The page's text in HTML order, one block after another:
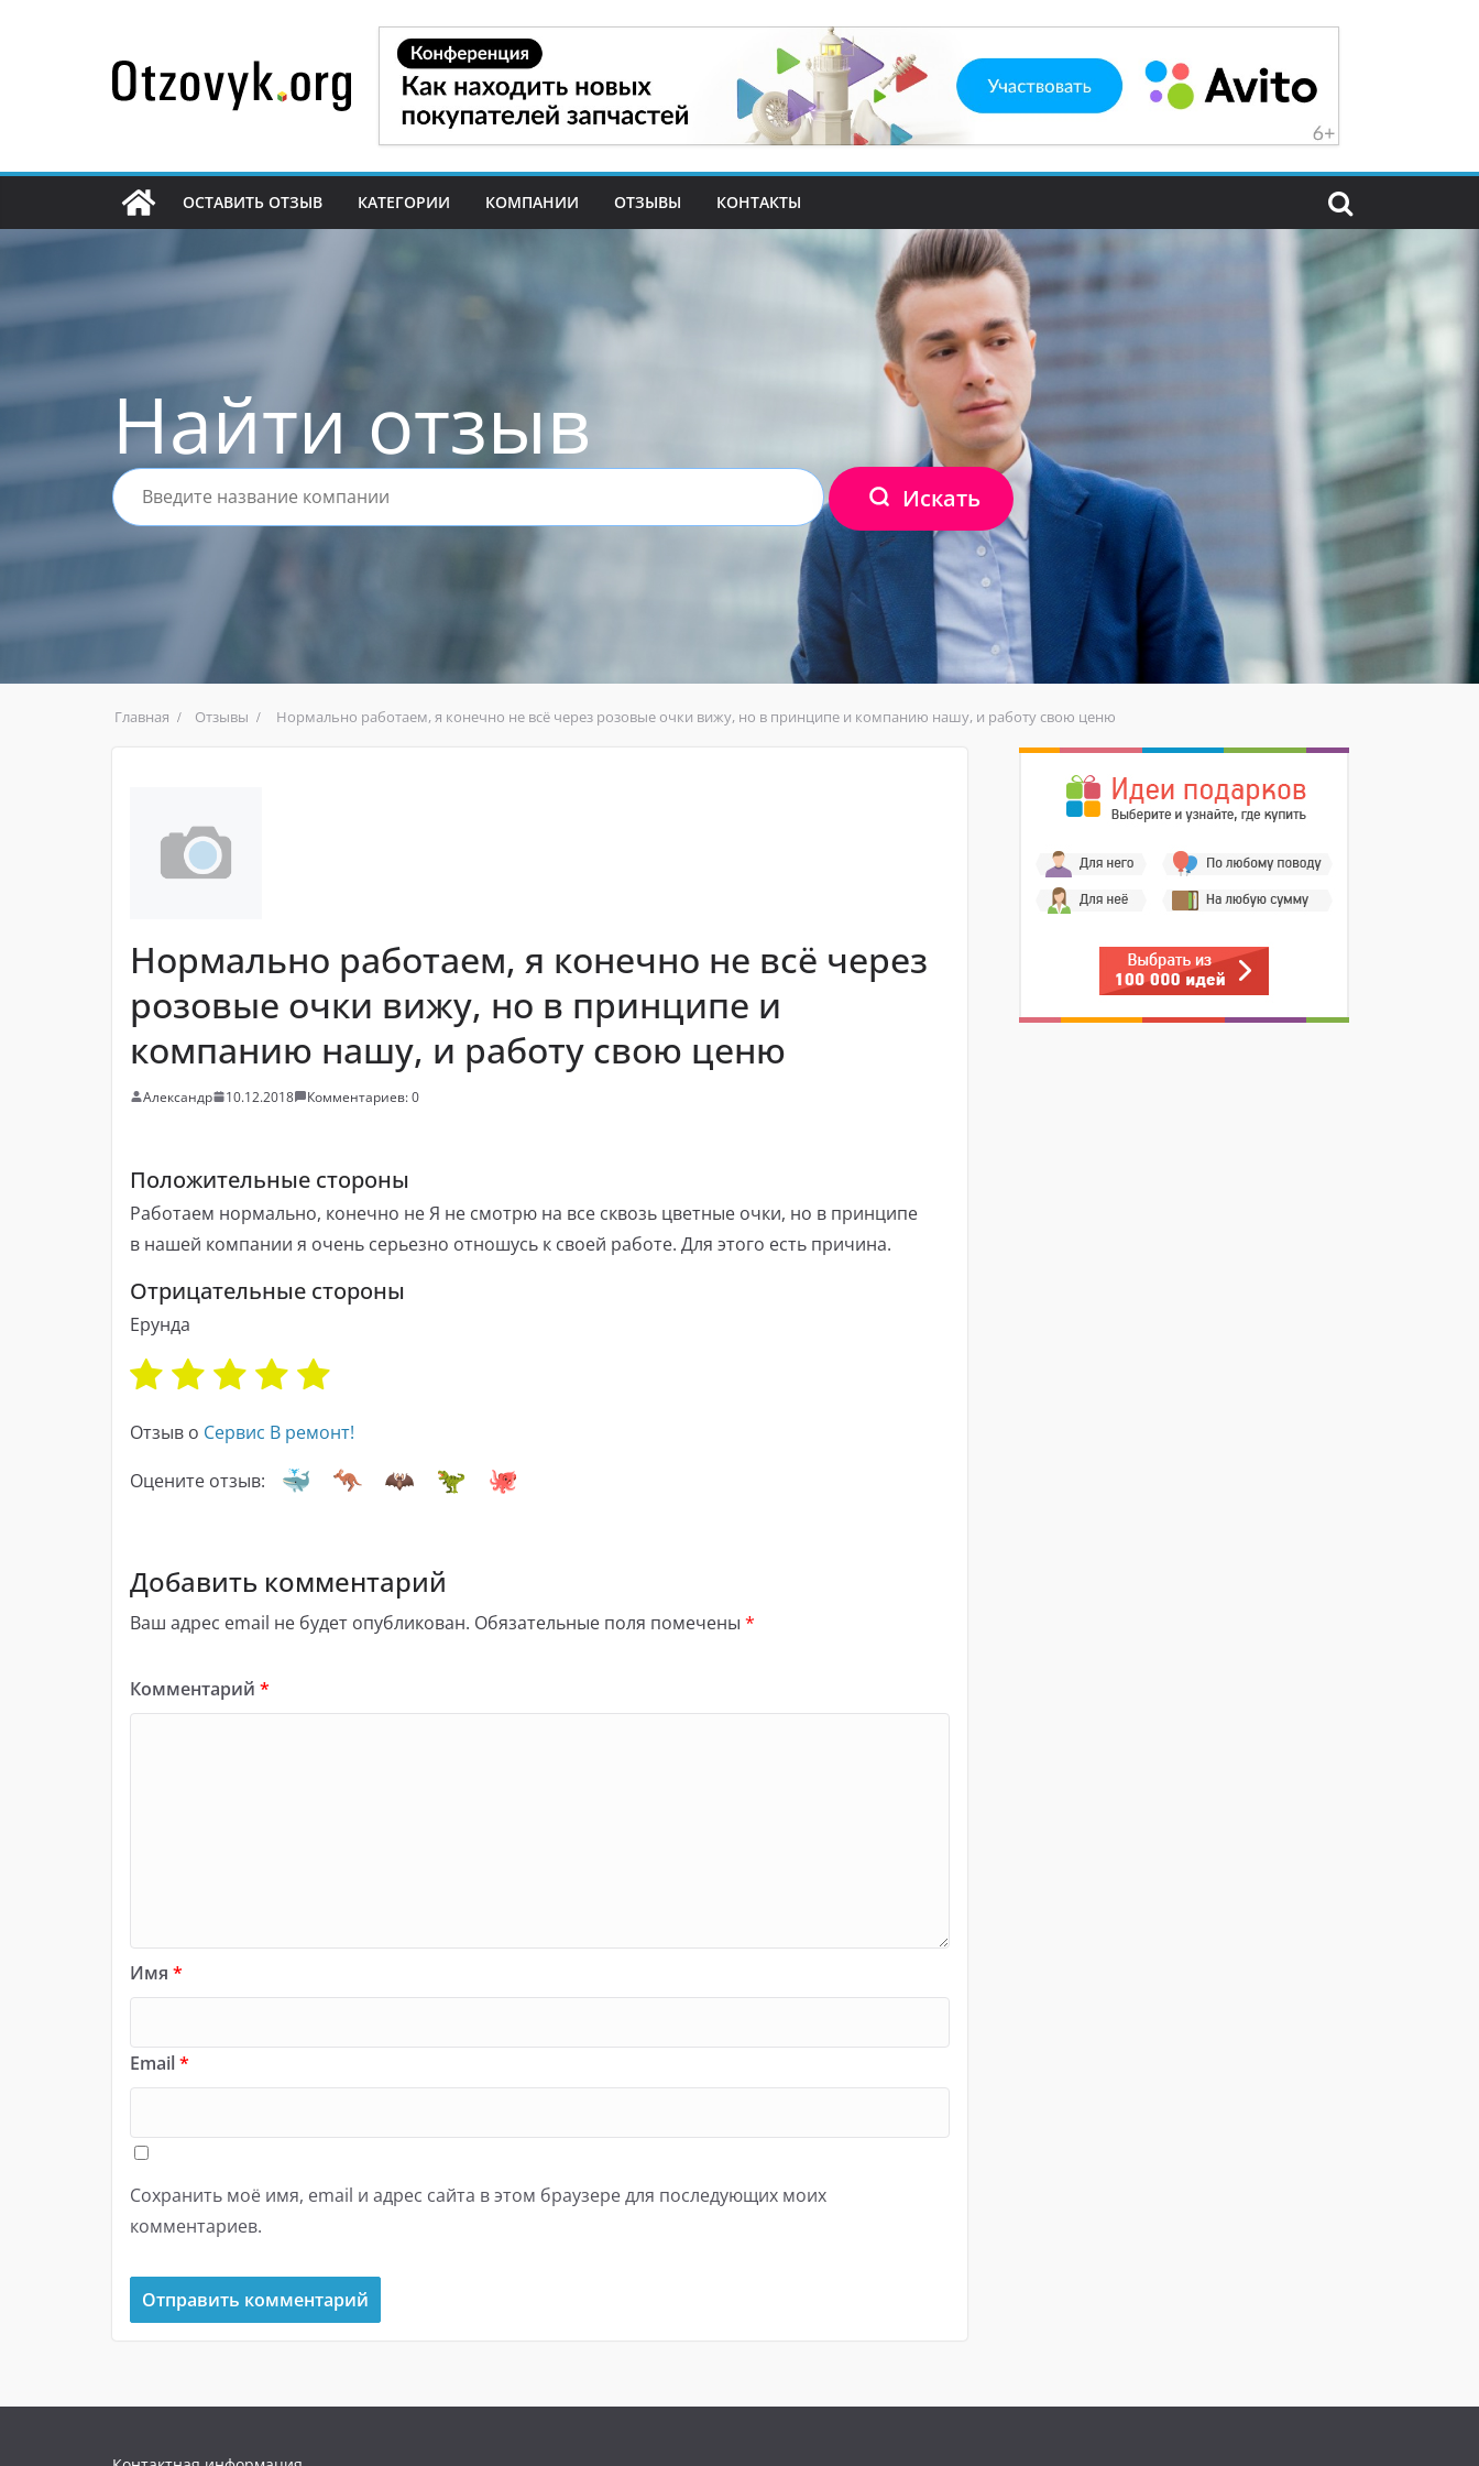
содержимому
ОСТАВИТЬ ОТЗЫВ КАТЕГОРИИ КОМПАНИИ ОТЗЫВЫ КОНТАКТЫ
Найти отзыв
Искать
Главная Отзывы Нормально работаем, я конечно не всё через розовые очки вижу, но в принципе и компанию нашу, и работу свою ценю
Нормально работаем, я конечно не всё через
розовые очки вижу, но в принципе и
компанию нашу, и работу свою ценю
Александр 10.12.2018 Комментариев: 0
Положительные стороны
Работаем нормально, конечно не Я не смотрю на все сквозь цветные очки, но в принципе
в нашей компании я очень серьезно отношусь к своей работе. Для этого есть причина.
Отрицательные стороны
Ерунда
Отзыв о Сервис В ремонт!
Оцените отзыв:
Добавить комментарий
Ваш адрес email не будет опубликован. Обязательные поля помечены *
Комментарий *
Имя *
Email*
Сохранить моё имя, email и адрес сайта в этом браузере для последующих моих
комментариев.